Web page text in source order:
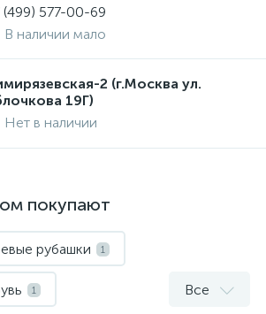
(499) 577-00-69
В наличии мало
2 (г.Москва ул.
19Г)
Нет в наличии
покупают
рубашки 1
1 Все